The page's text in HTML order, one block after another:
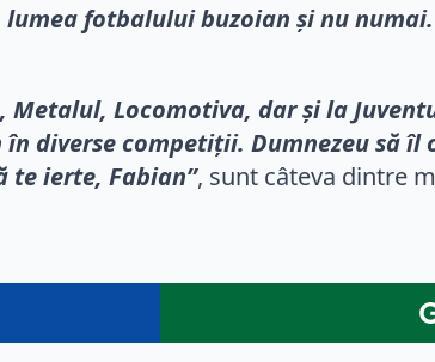
fotbalului buzoian și nu
Locomotiva, dar și la
diverse competiții. Dumnezeu să îl
te ierte, Fabian”, sunt câteva dintre